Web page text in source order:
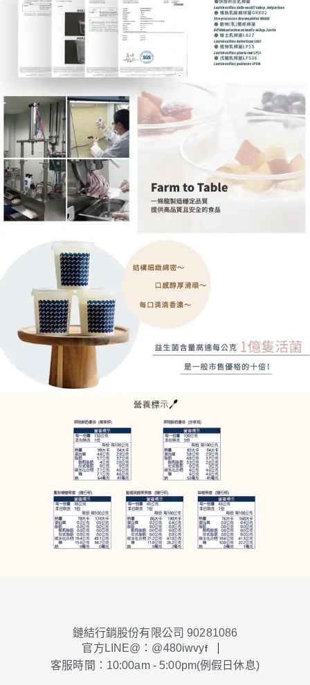
鏈結行銷股份有限公司 90281086
官方LINE@：@480iwvyf
客服時間：10:00am - 5:00pm(例假日休息)